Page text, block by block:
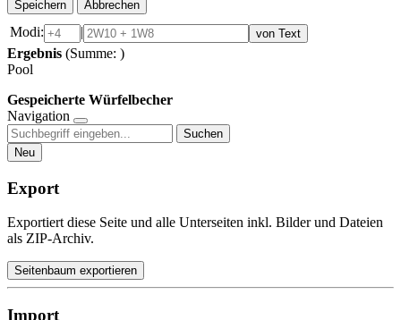
Speichern Abbrechen
Modi: | von Text
Ergebnis (Summe: )
Pool
Gespeicherte Würfelbecher
Navigation
Suchen
Neu
Export
Exportiert diese Seite und alle Unterseiten inkl. Bilder und Dateien
als ZIP-Archiv.
Seitenbaum exportieren
Import